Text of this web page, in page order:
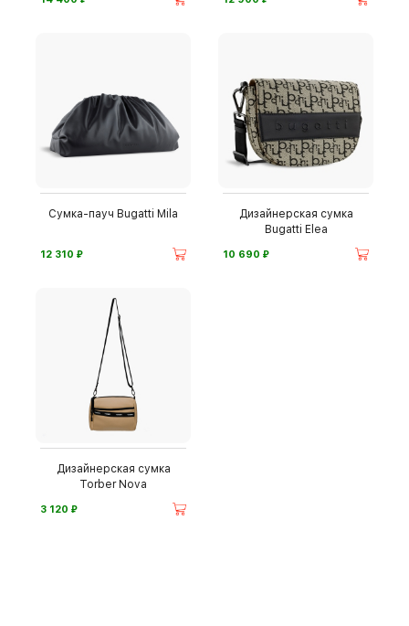
Сумка-пауч Bugatti Mila
12 310 ⃏
Дизайнерская сумка
Bugatti Elea
10 690 ⃏
Дизайнерская сумка
Torber Nova
3 120 ⃏